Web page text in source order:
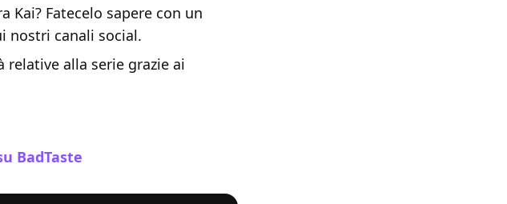
Kai? Fatecelo sapere con un
nostri canali social.
alla serie grazie ai
BadTaste